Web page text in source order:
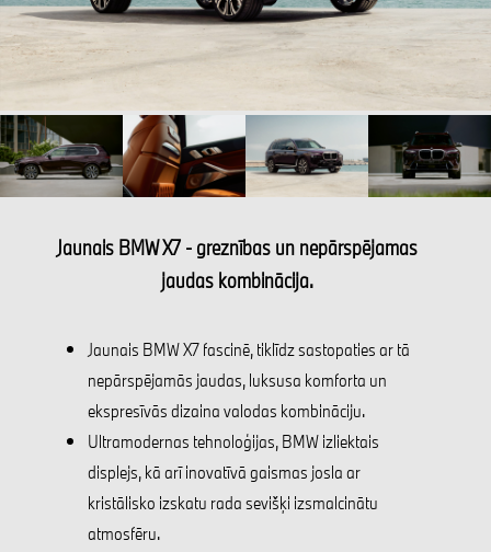
Jaunais BMW X7 - greznības un nepārspējamas
jaudas kombinācija.
Jaunais BMW X7 fascinē, tiklīdz sastopaties ar tā
nepārspējamās jaudas, luksusa komforta un
ekspresīvās dizaina valodas kombināciju.
Ultramodernas tehnoloģijas, BMW izliektais
displejs, kā arī inovatīvā gaismas josla ar
kristālisko izskatu rada sevišķi izsmalcinātu
atmosfēru.